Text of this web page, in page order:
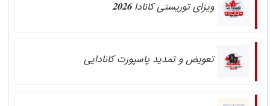
ویزای توریستی کانادا 𝟐𝟎𝟐𝟔
تعویض و تمدید پاسپورت کانادایی